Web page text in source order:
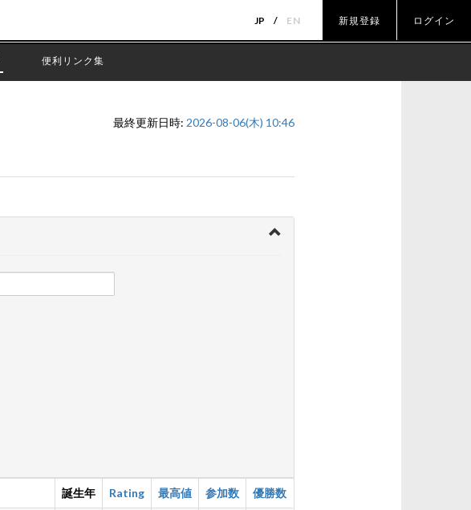
JP EN 新規登録 ログイン
便利リンク集
最終更新日時: 2026-08-06(木) 10:46
誕生年 Rating 最高値 参加数 優勝数